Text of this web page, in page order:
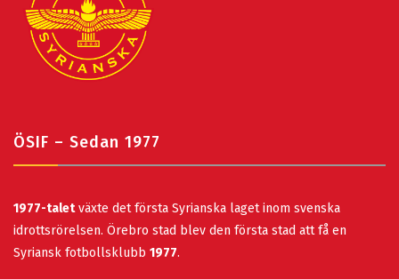
ÖSIF – Sedan 1977
1977-taletväxte det första Syrianska laget inom svenska
idrottsrörelsen. Örebro stad blev den första stad att få en
Syriansk fotbollsklubb 1977.